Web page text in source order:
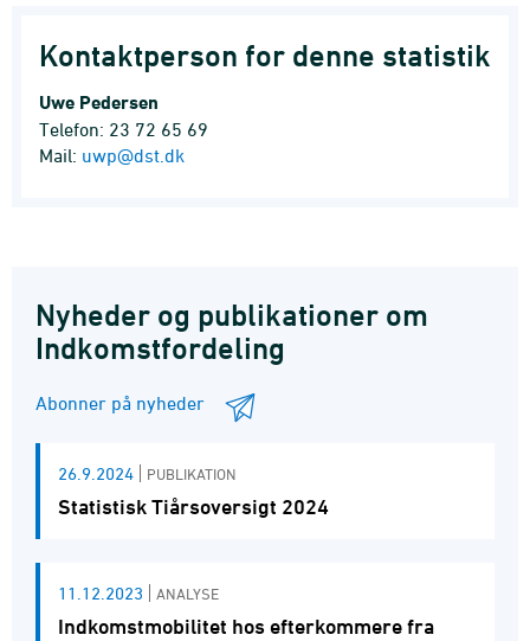
Kontaktperson for denne statistik
Uwe Pedersen
Telefon: 23 72 65 69
Mail: uwp@dst.dk
Nyheder og publikationer om
Indkomstfordeling
Abonner på nyheder
26.9.2024 PUBLIKATION
Statistisk Tiårsoversigt 2024
11.12.2023 ANALYSE
Indkomstmobilitet hos efterkommere fra